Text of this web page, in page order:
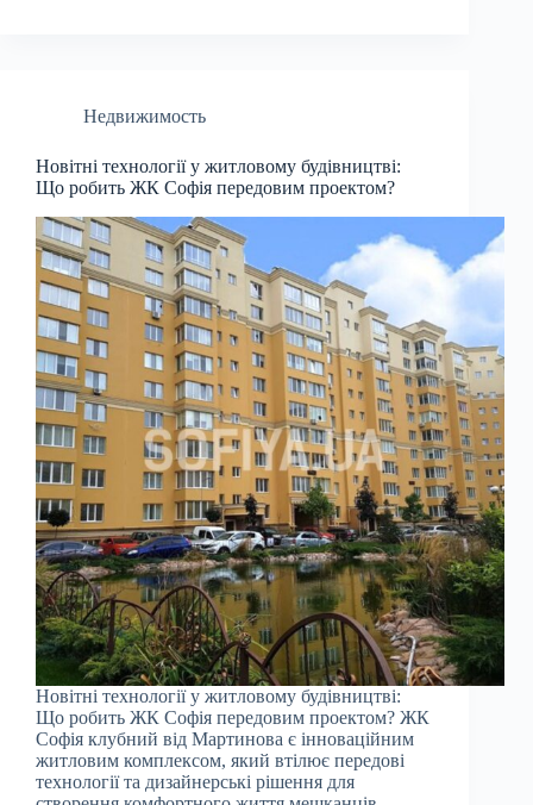
Недвижимость
Новітні технології у житловому будівництві:
Що робить ЖК Софія передовим проектом?
Новітні технології у житловому будівництві:
Що робить ЖК Софія передовим проектом? ЖК
Софія клубний від Мартинова є інноваційним
житловим комплексом, який втілює передові
технології та дизайнерські рішення для